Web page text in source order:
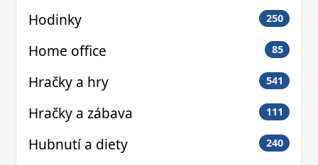
Hodinky 250
Home office 85
Hračky a hry 541
Hračky a zábava 111
Hubnutí a diety 240